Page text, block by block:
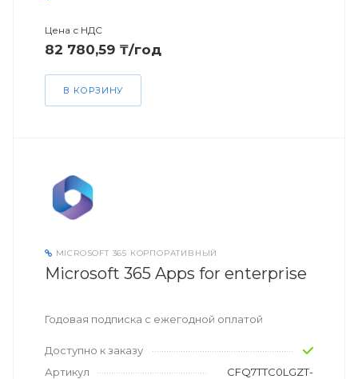
Цена с НДС
82 780,59 ₸/год
В КОРЗИНУ
MICROSOFT 365 КОРПОРАТИВНЫЙ
Microsoft 365 Apps for enterprise
Годовая подписка с ежегодной оплатой
Доступно к заказу
Артикул
CFQ7TTC0LGZT-